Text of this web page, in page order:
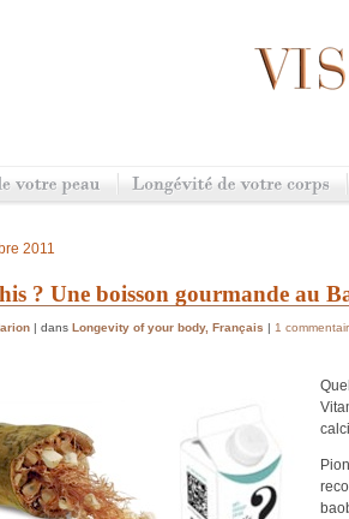
2011
? Une boisson gourmande au
| dans Longevity of your body, Français | 1